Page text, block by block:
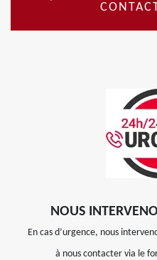
NOUS
En cas d’urgence, nous
à nous contacter via le